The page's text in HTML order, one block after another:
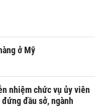
ở Mỹ
nhiệm chức vụ ủy viên
đầu sở, ngành